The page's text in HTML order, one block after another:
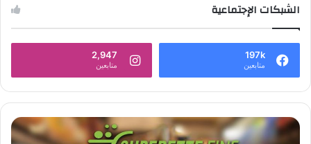
الشبكات الإجتماعية
197k
متابعين
2,947
متابعين